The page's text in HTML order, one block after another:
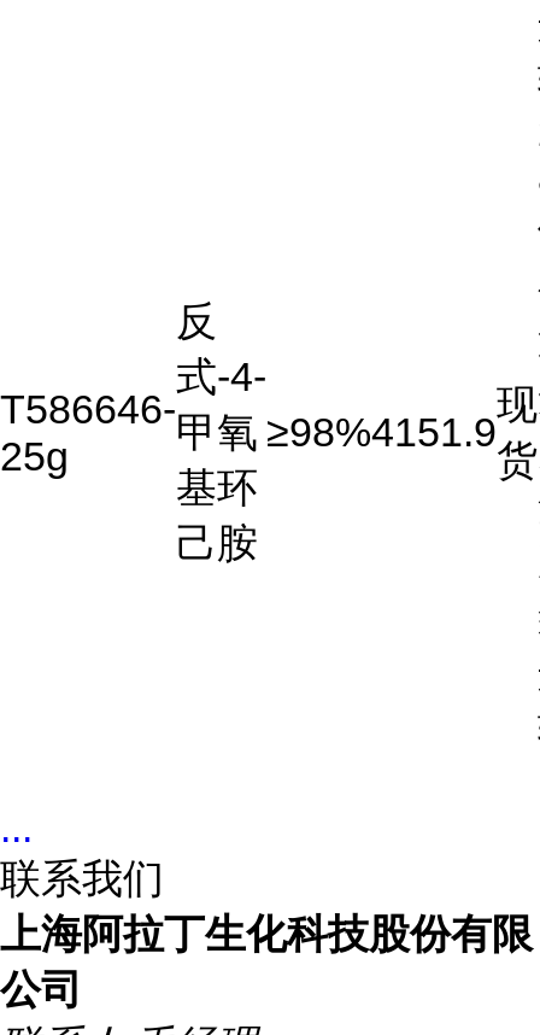
T586646-
25g
反
式-4-
甲氧
基环
己胺
≥98%4151.9
现
货
...
联系我们
上海阿拉丁生化科技股份有限
公司